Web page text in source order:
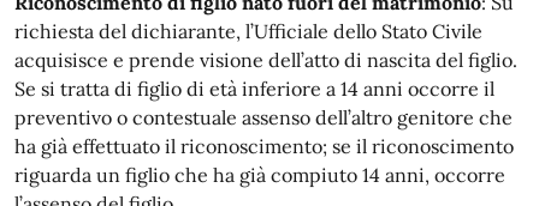
richiesta del dichiarante, l’Ufficiale dello Stato Civile
acquisisce e prende visione dell’atto di nascita del figlio.
Se si tratta di figlio di età inferiore a 14 anni occorre il
preventivo o contestuale assenso dell’altro genitore che
ha già effettuato il riconoscimento; se il riconoscimento
riguarda un figlio che ha già compiuto 14 anni, occorre